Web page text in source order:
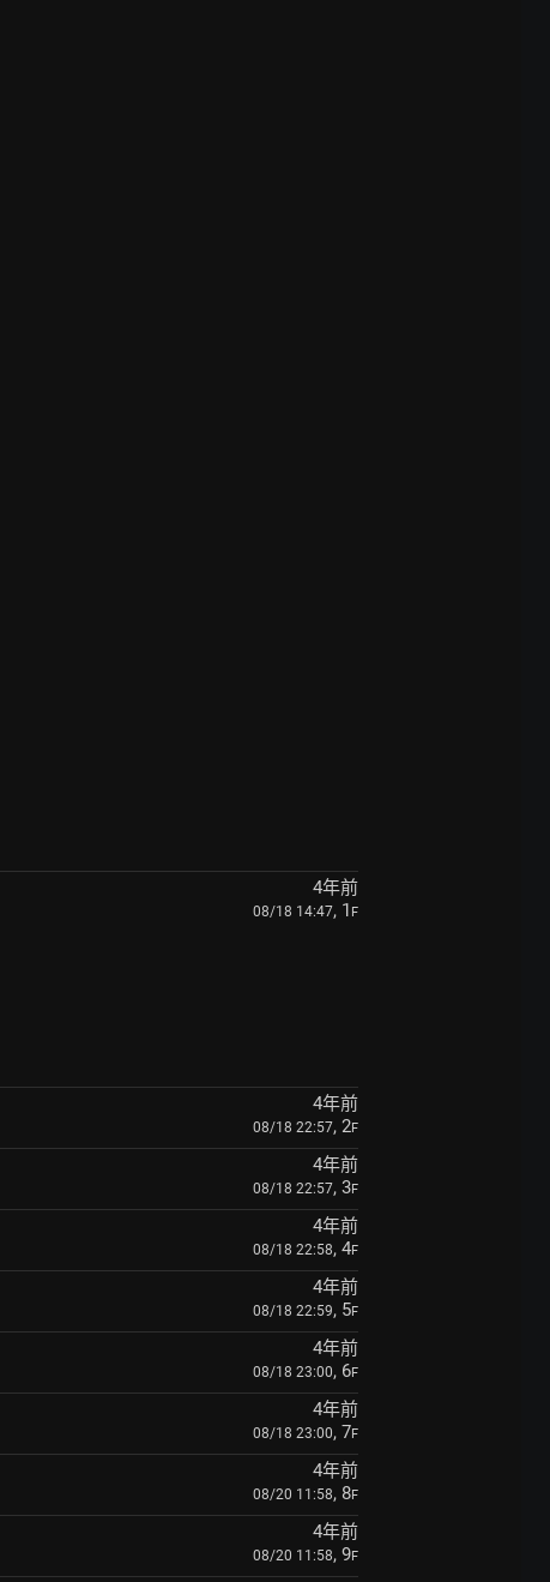
4年前
08/18 14:47, 1 F
4年前
08/18 22:57, 2F
4年前
08/18 22:57, 3F
4年前
08/18 22:58, 4F
4年前
08/18 22:59, 5F
4年前
08/18 23:00, 6F
4年前
08/18 23:00, 7F
4年前
08/20 11:58, 8F
4年前
08/20 11:58, 9F